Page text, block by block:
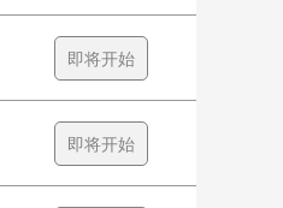
即将开始
即将开始